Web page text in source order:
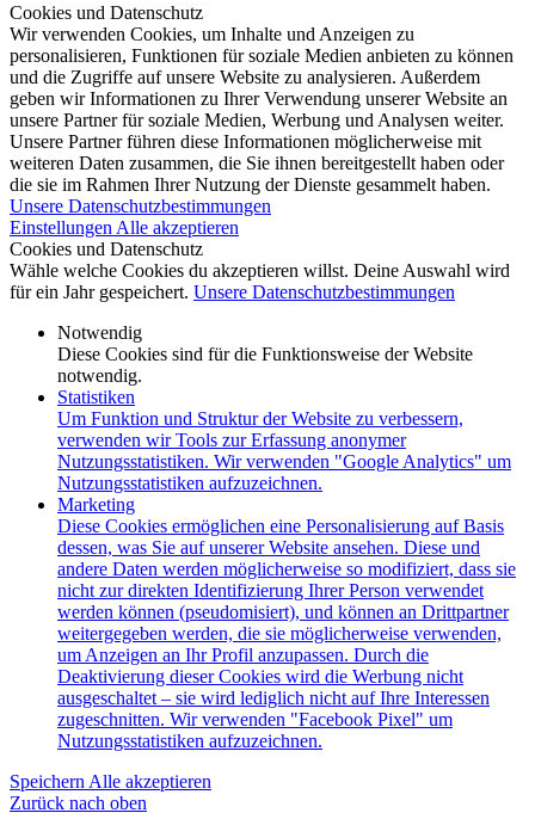
Cookies und Datenschutz
Wir verwenden Cookies, um Inhalte und Anzeigen zu
personalisieren, Funktionen für soziale Medien anbieten zu können
und die Zugriffe auf unsere Website zu analysieren. Außerdem
geben wir Informationen zu Ihrer Verwendung unserer Website an
unsere Partner für soziale Medien, Werbung und Analysen weiter.
Unsere Partner führen diese Informationen möglicherweise mit
weiteren Daten zusammen, die Sie ihnen bereitgestellt haben oder
die sie im Rahmen Ihrer Nutzung der Dienste gesammelt haben.
Unsere Datenschutzbestimmungen
Einstellungen Alle akzeptieren
Cookies und Datenschutz
Wähle welche Cookies du akzeptieren willst. Deine Auswahl wird
für ein Jahr gespeichert. Unsere Datenschutzbestimmungen
Notwendig
Diese Cookies sind für die Funktionsweise der Website
notwendig.
Statistiken
Um Funktion und Struktur der Website zu verbessern,
verwenden wir Tools zur Erfassung anonymer
Nutzungsstatistiken. Wir verwenden "Google Analytics" um
Nutzungsstatistiken aufzuzeichnen.
Marketing
Diese Cookies ermöglichen eine Personalisierung auf Basis
dessen, was Sie auf unserer Website ansehen. Diese und
andere Daten werden möglicherweise so modifiziert, dass sie
nicht zur direkten Identifizierung Ihrer Person verwendet
werden können (pseudomisiert), und können an Drittpartner
weitergegeben werden, die sie möglicherweise verwenden,
um Anzeigen an Ihr Profil anzupassen. Durch die
Deaktivierung dieser Cookies wird die Werbung nicht
ausgeschaltet – sie wird lediglich nicht auf Ihre Interessen
zugeschnitten. Wir verwenden "Facebook Pixel" um
Nutzungsstatistiken aufzuzeichnen.
Speichern Alle akzeptieren
Zurück nach oben